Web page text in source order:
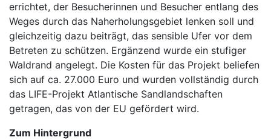
errichtet, der Besucherinnen und Besucher entlang des
Weges durch das Naherholungsgebiet lenken soll und
gleichzeitig dazu beiträgt, das sensible Ufer vor dem
Betreten zu schützen. Ergänzend wurde ein stufiger
Waldrand angelegt. Die Kosten für das Projekt beliefen
sich auf ca. 27.000 Euro und wurden vollständig durch
das LIFE-Projekt Atlantische Sandlandschaften
getragen, das von der EU gefördert wird.
Zum Hintergrund